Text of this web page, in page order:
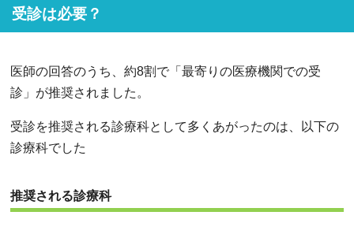
受診は必要？
医師の回答のうち、約8割で「最寄りの医療機関での受
診」が推奨されました。
受診を推奨される診療科として多くあがったのは、以下の
診療科でした
推奨される診療科